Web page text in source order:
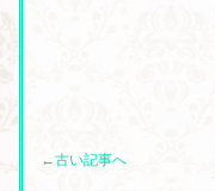
←古い記事へ